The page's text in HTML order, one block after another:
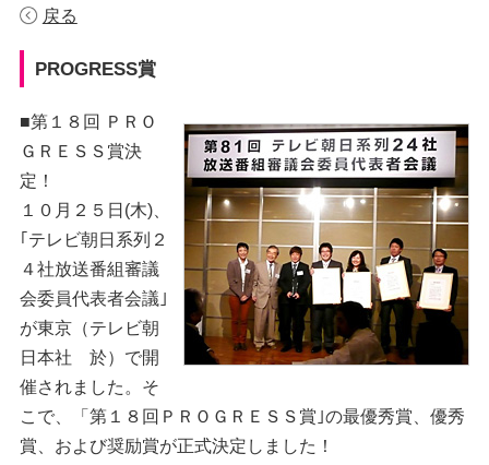
戻る
PROGRESS賞
■第１８回 ＰＲＯ
ＧＲＥＳＳ賞決
定！
１０月２５日(木)、
｢テレビ朝日系列２
４社放送番組審議
会委員代表者会議｣
が東京（テレビ朝
日本社 於）で開
催されました。そ
こで、「第１８回ＰＲＯＧＲＥＳＳ賞｣の最優秀賞、優秀
賞、および奨励賞が正式決定しました！